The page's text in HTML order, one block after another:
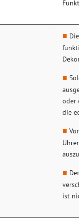
oder
die
ist